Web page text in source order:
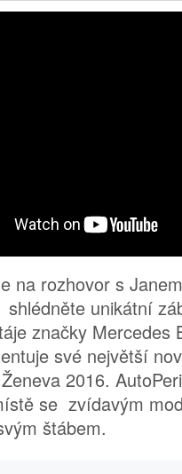
na rozhovor s
unikátní
značky
své největší
2016.
se zvídavým
štábem.